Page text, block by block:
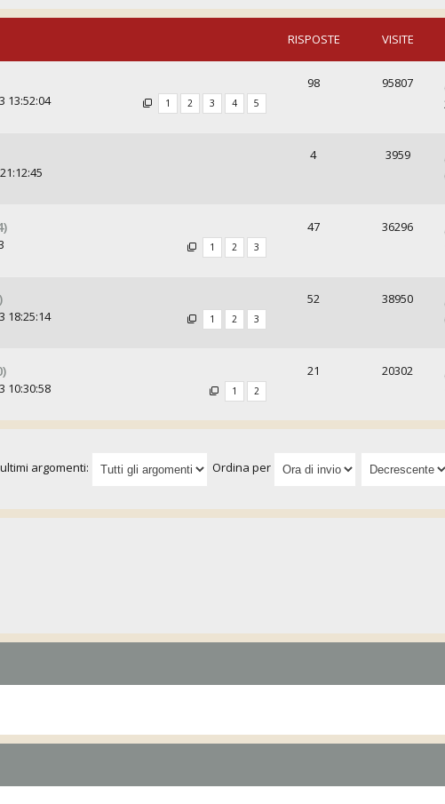
RISPOSTE VISITE
1 2 3 4 5
13:52:04
98 95807
4 3959
1 2 3
47 36296
1 2 3
18:25:14
52 38950
1 2
10:30:58
21 20302
argomenti: Ordina per